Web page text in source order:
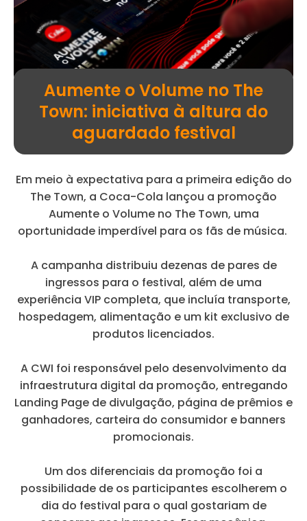
Aumente o Volume no The
Town: iniciativa à altura do
aguardado festival
Em meio à expectativa para a primeira edição do
The Town, a Coca-Cola lançou a promoção
Aumente o Volume no The Town, uma
oportunidade imperdível para os fãs de música.
A campanha distribuiu dezenas de pares de
ingressos para o festival, além de uma
experiência VIP completa, que incluía transporte,
hospedagem, alimentação e um kit exclusivo de
produtos licenciados.
A CWI foi responsável pelo desenvolvimento da
infraestrutura digital da promoção, entregando
Landing Page de divulgação, página de prêmios e
ganhadores, carteira do consumidor e banners
promocionais.
Um dos diferenciais da promoção foi a
possibilidade de os participantes escolherem o
dia do festival para o qual gostariam de